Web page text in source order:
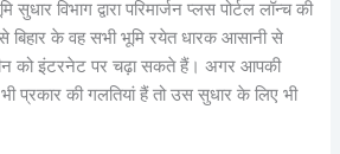
सुधार विभाग द्वारा परिमार्जन प्लस पोर्टल लॉन्च की
बिहार के वह सभी भूमि रयेत धारक आसानी से
को इंटरनेट पर चढ़ा सकते हैं। अगर आपकी
प्रकार की गलतियां हैं तो उस सुधार के लिए भी